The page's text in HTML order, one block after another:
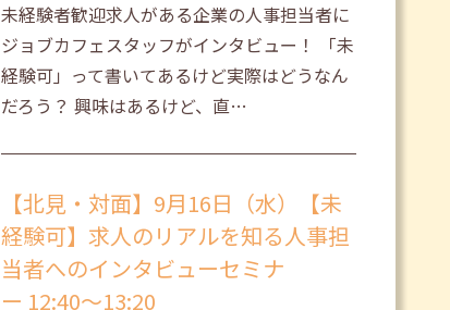
未経験者歓迎求人がある企業の人事担当者に
ジョブカフェスタッフがインタビュー！ 「未
経験可」って書いてあるけど実際はどうなん
だろう？ 興味はあるけど、直…
【北見・対面】9月16日（水）【未
経験可】求人のリアルを知る人事担
当者へのインタビューセミナ
ー 12:40～13:20